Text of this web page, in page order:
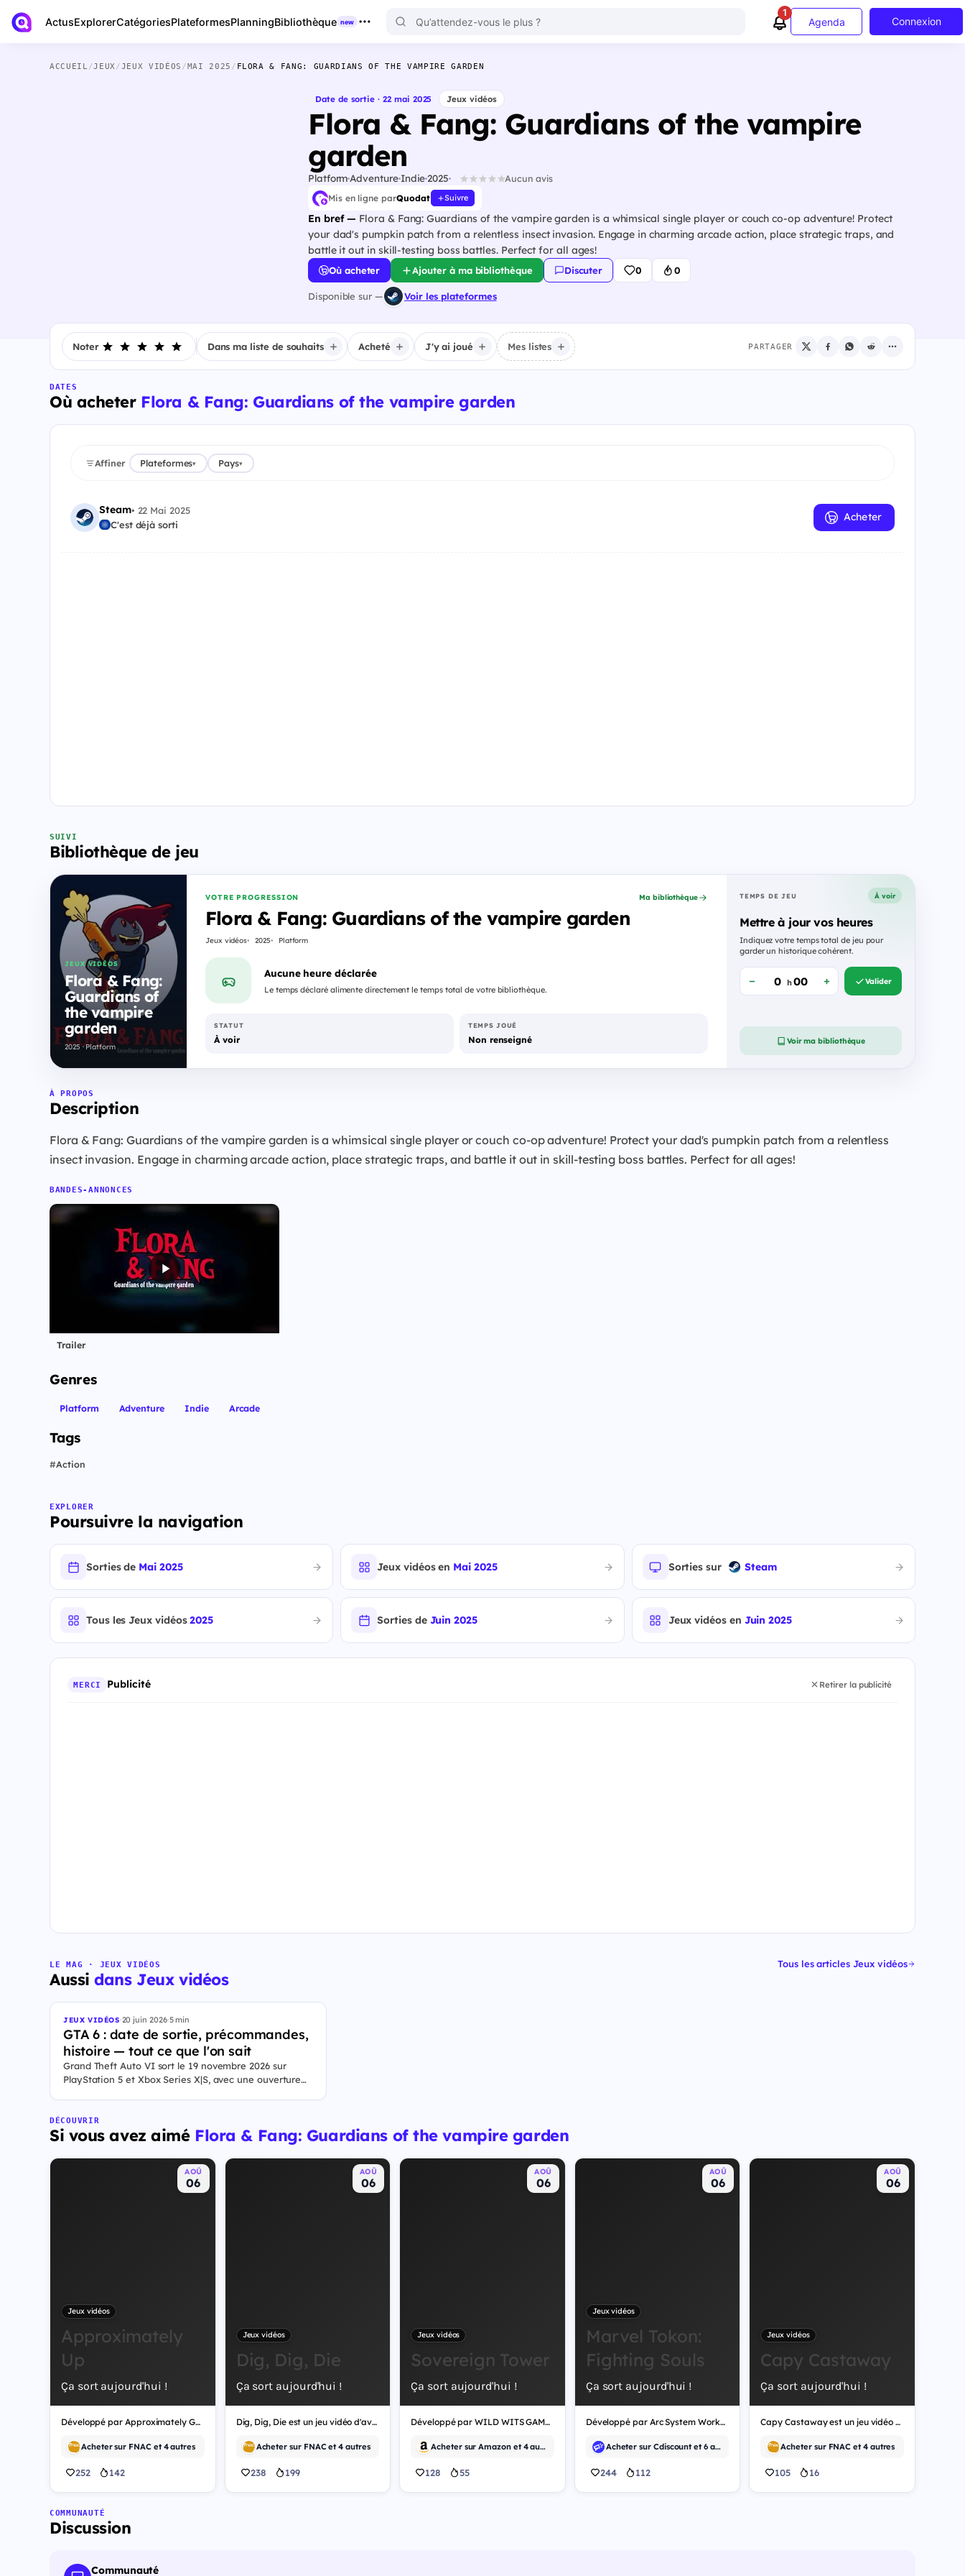
ActusExplorerCatégoriesPlateformesPlanningBibliothèque new
1
Agenda Connexion
ACCUEIL /JEUX/JEUX VIDÉOS /MAI 2025 / FLORA & FANG: GUARDIANS OF THE VAMPIRE GARDEN
Date de sortie · 22 mai 2025 Jeux vidéos
Flora & Fang: Guardians of the vampire
garden
Platform AdventureIndie 2025 Aucun avis
Mis en ligne parQuodat Suivre
En bref — Flora & Fang: Guardians of the vampire garden is a whimsical single player or couch co-op adventure! Protect
your dad's pumpkin patch from a relentless insect invasion. Engage in charming arcade action, place strategic traps, and
battle it out in skill-testing boss battles. Perfect for all ages!
Où acheter Ajouter à ma bibliothèque Discuter 0 0
Disponible sur — Voir les plateformes
Noter Dans ma liste de souhaits Acheté J'y ai joué Mes listes PARTAGER
DATES
Où acheter Flora & Fang: Guardians of the vampire garden
Affiner Plateformes▾ Pays▾
Steam• 22 Mai 2025
C'est déjà sorti
Acheter
SUIVI
Bibliothèque de jeu
JEUX VIDÉOS
Flora & Fang:
Guardians of
the vampire
garden
2025 · Platform
VOTRE PROGRESSION
Flora & Fang: Guardians of the vampire garden
Jeux vidéos 2025 Platform
Ma bibliothèque
Aucune heure déclarée
Le temps déclaré alimente directement le temps total de votre bibliothèque.
STATUT
À voir
TEMPS JOUÉ
Non renseigné
TEMPS DE JEU À voir
Mettre à jour vos heures
Indiquez votre temps total de jeu pour
garder un historique cohérent.
h Valider
Voir ma bibliothèque
À PROPOS
Description
Flora & Fang: Guardians of the vampire garden is a whimsical single player or couch co-op adventure! Protect your dad's pumpkin patch from a relentless
insect invasion. Engage in charming arcade action, place strategic traps, and battle it out in skill-testing boss battles. Perfect for all ages!
BANDES-ANNONCES
Trailer
Genres
Platform Adventure Indie Arcade
Tags
#Action
EXPLORER
Poursuivre la navigation
Sorties de Mai 2025 Jeux vidéos en Mai 2025 Sorties sur Steam
Tous les Jeux vidéos2025 Sorties de Juin 2025 Jeux vidéos en Juin 2025
MERCI Publicité Retirer la publicité
LE MAG · JEUX VIDÉOS
Aussidans Jeux vidéos
Tous les articles Jeux vidéos
JEUX VIDÉOS·20 juin 2026·5 min
GTA 6 : date de sortie, précommandes,
histoire — tout ce que l'on sait
Grand Theft Auto VI sort le 19 novembre 2026 sur
PlayStation 5 et Xbox Series X|S, avec une ouverture
City. Il met en scène pour la première fois un duo de
protagonistes jouables, Jason et Lucia, cette dernière
étant la première héroïne jouable d'un GTA principal.
DÉCOUVRIR
Si vous avez aimé Flora & Fang: Guardians of the vampire garden
AOÛ
06
Jeux vidéos
Approximately
Up
Ça sort aujourd'hui !
Développé par Approximately Games, Approximately Up est un jeu vidéo de simulation.
Acheter sur FNAC et 4 autres
252 142
AOÛ
06
Jeux vidéos
Dig, Dig, Die
Ça sort aujourd'hui !
Dig, Dig, Die est un jeu vidéo d'aventure, développé par Alice Games.
Acheter sur FNAC et 4 autres
238 199
AOÛ
06
Jeux vidéos
Sovereign Tower
Ça sort aujourd'hui !
Développé par WILD WITS GAMES, Sovereign Tower est un jeu vidéo de rôle.
Acheter sur Amazon et 4 autres
128 55
AOÛ
06
Jeux vidéos
Marvel Tokon:
Fighting Souls
Ça sort aujourd'hui !
Développé par Arc System Works, Marvel Tokon: Fighting Souls est un jeu vidéo de combat.
Acheter sur Cdiscount et 6 autres
244 112
AOÛ
06
Jeux vidéos
Capy Castaway
Ça sort aujourd'hui !
Capy Castaway est un jeu vidéo d'aventure, développé par Kitten Cup Studio.
Acheter sur FNAC et 4 autres
105 16
COMMUNAUTÉ
Discussion
Communauté